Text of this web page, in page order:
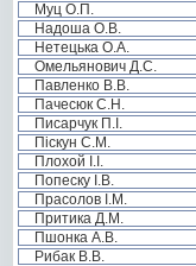
Муц О.П.
Надоша О.В.
Нетецька О.А.
Омельянович Д.С.
Павленко В.В.
Пачесюк С.Н.
Писарчук П.І.
Піскун С.М.
Плохой І.І.
Попеску І.В.
Прасолов І.М.
Притика Д.М.
Пшонка А.В.
Рибак В.В.